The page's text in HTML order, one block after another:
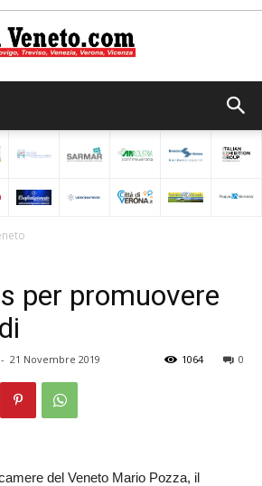
del
per promuovere
- 21 Novembre 2019 0
1064
del Veneto Mario Pozza, il